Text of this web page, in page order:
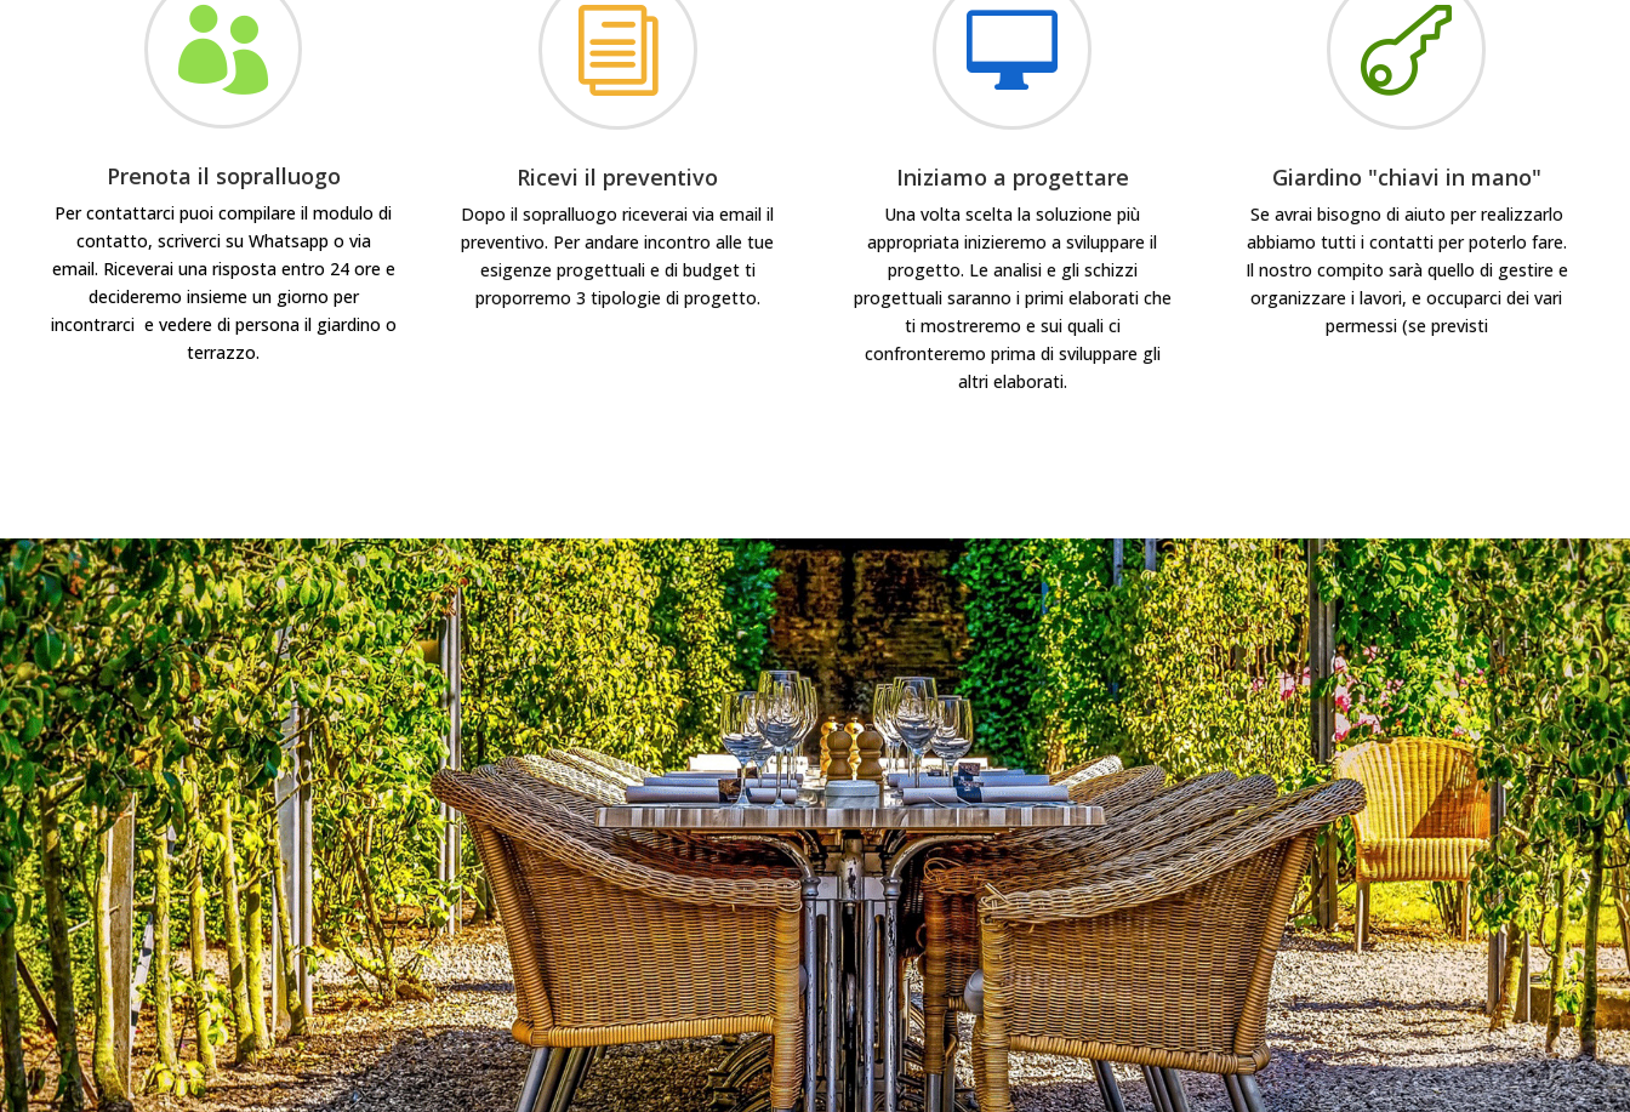

Prenota il sopralluogo
Per contattarci puoi compilare il modulo di
contatto, scriverci su Whatsapp o via
email. Riceverai una risposta entro 24 ore e
decideremo insieme un giorno per
incontrarci e vedere di persona il giardino o
terrazzo.
i
Ricevi il preventivo
Dopo il sopralluogo riceverai via email il
preventivo. Per andare incontro alle tue
esigenze progettuali e di budget ti
proporremo 3 tipologie di progetto.

Iniziamo a progettare
Una volta scelta la soluzione più
appropriata inizieremo a sviluppare il
progetto. Le analisi e gli schizzi
progettuali saranno i primi elaborati che
ti mostreremo e sui quali ci
confronteremo prima di sviluppare gli
altri elaborati.

Giardino "chiavi in mano"
Se avrai bisogno di aiuto per realizzarlo
abbiamo tutti i contatti per poterlo fare.
Il nostro compito sarà quello di gestire e
organizzare i lavori, e occuparci dei vari
permessi (se previsti